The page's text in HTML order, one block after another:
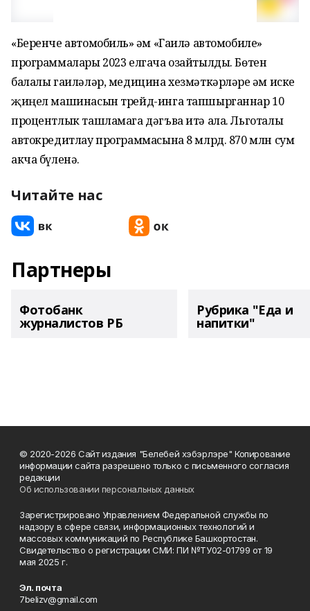
«Беренче автомобиль» һәм «Гаилә автомобиле»
программалары 2023 елгача озайтылды. Бөтен
балалы гаиләләр, медицина хезмәткәрләре һәм иске
җиңел машинасын трейд-инга тапшырганнар 10
процентлык ташламага дәгъва итә ала. Льготалы
автокредитлау программасына 8 млрд. 870 млн сум
акча бүленә.
Читайте нас
Партнеры
Фотобанк
журналистов РБ
Рубрика "Еда и
напитки"
© 2020-2026 Сайт издания "Белебей хэбэрлэре" Копирование
информации сайта разрешено только с письменного согласия
редакции
Об использовании персональных данных
Зарегистрировано Управлением Федеральной службы по
надзору в сфере связи, информационных технологий и
массовых коммуникаций по Республике Башкортостан.
Свидетельство о регистрации СМИ: ПИ №ТУ02-01799 от 19
мая 2025 г.
Эл. почта
7belizv@gmail.com